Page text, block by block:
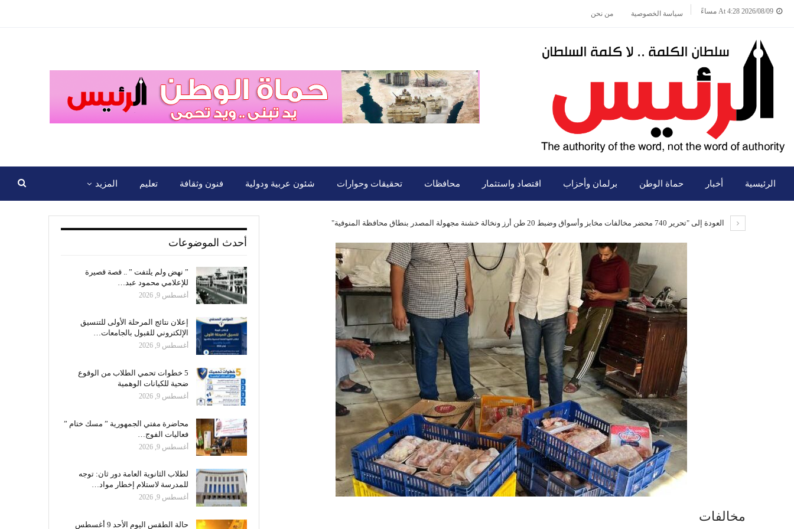
2026/08/09 At 4:28 مساءً سياسة الخصوصية من نحن
الرئيسية أخبار حماة الوطن برلمان وأحزاب اقتصاد واستثمار محافظات تحقيقات وحوارات شئون عربية ودولية فنون وثقافة تعليم المزيد
العودة إلى "تحرير 740 محضر مخالفات مخابز وأسواق وضبط 20 طن أرز ونخالة خشنة مجهولة المصدر بنطاق محافظة المنوفية"
مخالفات
أحدث الموضوعات
” نهض ولم يلتفت ” .. قصة قصيرة
للإعلامي محمود عبد…
أغسطس 9, 2026
إعلان نتائج المرحلة الأولى للتنسيق
الإلكتروني للقبول بالجامعات…
أغسطس 9, 2026
5 خطوات تحمي الطلاب من الوقوع
ضحية للكيانات الوهمية
أغسطس 9, 2026
محاضرة مفتي الجمهورية ” مسك ختام ”
فعاليات الفوج…
أغسطس 9, 2026
لطلاب الثانوية العامة دور ثان: توجه
للمدرسة لاستلام إخطار مواد…
أغسطس 9, 2026
حالة الطقس اليوم الأحد 9 أغسطس